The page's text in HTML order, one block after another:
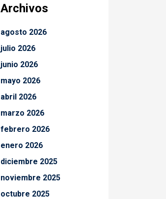
Archivos
agosto 2026
julio 2026
junio 2026
mayo 2026
abril 2026
marzo 2026
febrero 2026
enero 2026
diciembre 2025
noviembre 2025
octubre 2025